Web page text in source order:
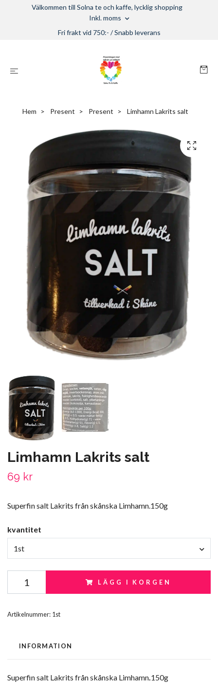
Välkommen till Solna te och kaffe, lycklig shopping
Inkl. moms
Fri frakt vid 750:- / Snabb leverans
Hem Present Present Limhamn Lakrits salt
Limhamn Lakrits salt
69 kr
Superfin salt Lakrits från skånska Limhamn.150g
kvantitet
1st
LÄGG I KORGEN
Artikelnummer: 1st
INFORMATION
Superfin salt Lakrits från skånska Limhamn.150g